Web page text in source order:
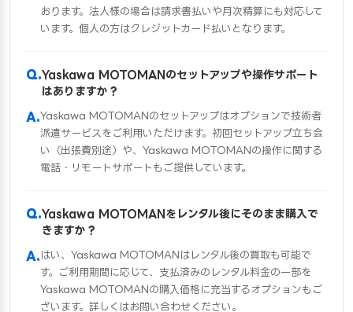
おります。法人様の場合は請求書払いや月次精算にも対応して
います。個人の方はクレジットカード払いとなります。
Yaskawa MOTOMANのセットアップや操作サポート
はありますか？
Yaskawa MOTOMANのセットアップはオプションで技術者
派遣サービスをご利用いただけます。初回セットアップ立ち会
い（出張費別途）や、Yaskawa MOTOMANの操作に関する
電話・リモートサポートもご提供しています。
Yaskawa MOTOMANをレンタル後にそのまま購入で
きますか？
はい、Yaskawa MOTOMANはレンタル後の買取も可能で
す。ご利用期間に応じて、支払済みのレンタル料金の一部を
Yaskawa MOTOMANの購入価格に充当するオプションもご
ざいます。詳しくはお問い合わせください。